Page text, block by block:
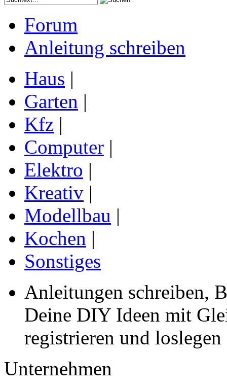
Forum
Anleitung schreiben
Haus |
Garten |
Kfz |
Computer |
Elektro |
Kreativ |
Modellbau |
Kochen |
Sonstiges
Anleitungen schreiben,
Deine DIY Ideen mit
registrieren und loslegen
Unternehmen